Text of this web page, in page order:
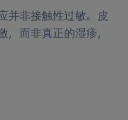
并非接触性过敏。皮
，而非真正的湿疹，